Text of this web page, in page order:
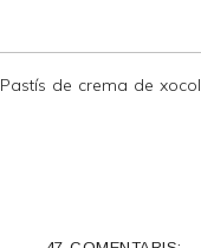
Pastís de crema de